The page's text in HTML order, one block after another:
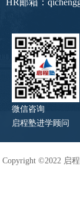
HR邮箱：
微信咨询
启程塾进学顾问
Copyright ©2022 启